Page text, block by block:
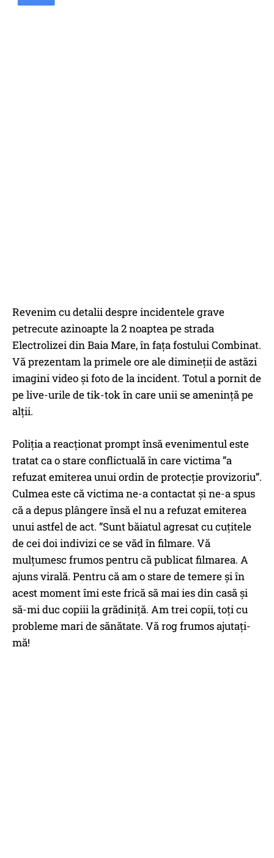
Revenim cu detalii despre incidentele grave
petrecute azinoapte la 2 noaptea pe strada
Electrolizei din Baia Mare, în fața fostului Combinat.
Vă prezentam la primele ore ale dimineții de astăzi
imagini video și foto de la incident. Totul a pornit de
pe live-urile de tik-tok în care unii se amenință pe
alții.
Poliția a reacționat prompt însă evenimentul este
tratat ca o stare conflictuală în care victima ”a
refuzat emiterea unui ordin de protecție provizoriu”.
Culmea este că victima ne-a contactat și ne-a spus
că a depus plângere însă el nu a refuzat emiterea
unui astfel de act. ”Sunt băiatul agresat cu cuțitele
de cei doi indivizi ce se văd în filmare. Vă
mulțumesc frumos pentru că publicat filmarea. A
ajuns virală. Pentru că am o stare de temere și în
acest moment îmi este frică să mai ies din casă și
să-mi duc copiii la grădiniță. Am trei copii, toți cu
probleme mari de sănătate. Vă rog frumos ajutați-
mă!